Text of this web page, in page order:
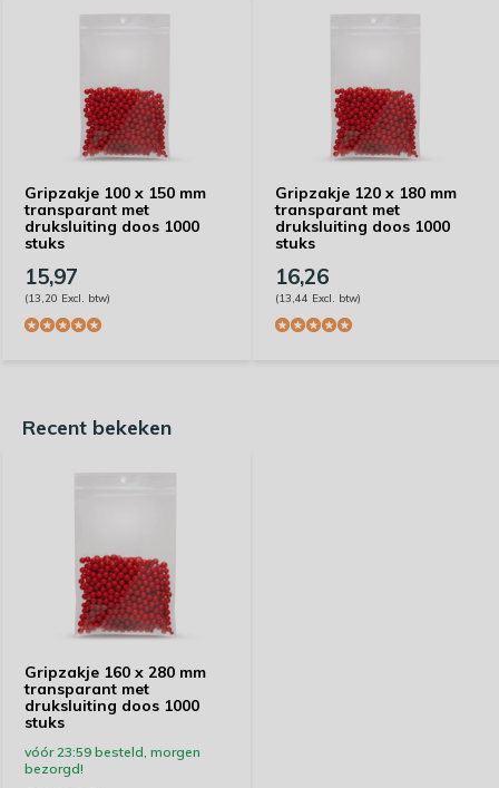
Gripzakje 100 x 150 mm
transparant met
druksluiting doos 1000
stuks
15,97
(13,20 Excl. btw)
Gripzakje 120 x 180 mm
transparant met
druksluiting doos 1000
stuks
16,26
(13,44 Excl. btw)
Recent bekeken
Gripzakje 160 x 280 mm
transparant met
druksluiting doos 1000
stuks
vóór 23:59 besteld, morgen
bezorgd!